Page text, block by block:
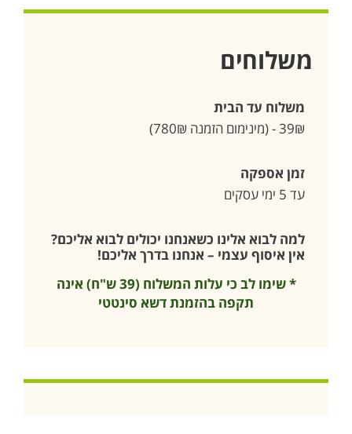
משלוחים
משלוח עד הבית
39₪ - (מינימום הזמנה 780₪)
זמן אספקה
עד 5 ימי עסקים
למה לבוא אלינו כשאנחנו יכולים לבוא אליכם?
אין איסוף עצמי – אנחנו בדרך אליכם!
* שימו לב כי עלות המשלוח (39 ש"ח) אינה
תקפה בהזמנת דשא סינטטי